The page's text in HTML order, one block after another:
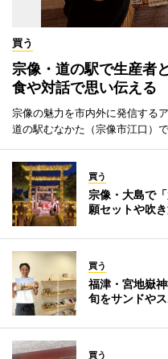
買う
宗像・道の駅で生産
食や対話で思い伝える
宗像の魅力を市内外に発信する
道の駅むなかた（宗像市江口）で
買う
宗像・大島で
願セットや吹
買う
福津・宮地嶽
旬をサンドや
買う